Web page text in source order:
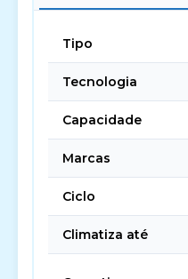
Tipo
Tecnologia
Capacidade
Marcas
Ciclo
Climatiza até